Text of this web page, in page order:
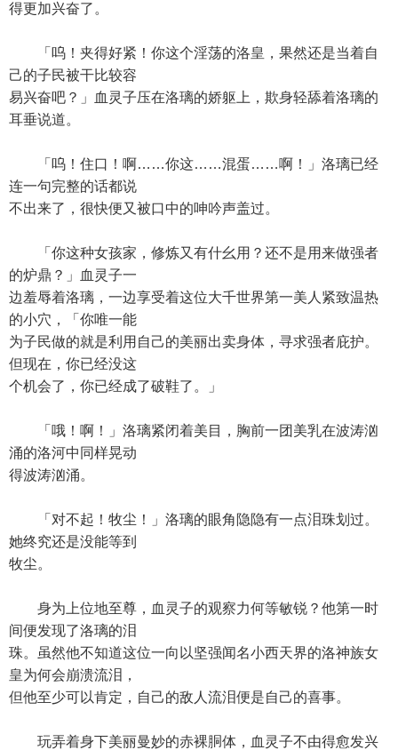
得更加兴奋了。
「呜！夹得好紧！你这个淫荡的洛皇，果然还是当着自
己的子民被干比较容
易兴奋吧？」血灵子压在洛璃的娇躯上，欺身轻舔着洛璃的
耳垂说道。
「呜！住口！啊……你这……混蛋……啊！」洛璃已经
连一句完整的话都说
不出来了，很快便又被口中的呻吟声盖过。
「你这种女孩家，修炼又有什幺用？还不是用来做强者
的炉鼎？」血灵子一
边羞辱着洛璃，一边享受着这位大千世界第一美人紧致温热
的小穴，「你唯一能
为子民做的就是利用自己的美丽出卖身体，寻求强者庇护。
但现在，你已经没这
个机会了，你已经成了破鞋了。」
「哦！啊！」洛璃紧闭着美目，胸前一团美乳在波涛汹
涌的洛河中同样晃动
得波涛汹涌。
「对不起！牧尘！」洛璃的眼角隐隐有一点泪珠划过。
她终究还是没能等到
牧尘。
身为上位地至尊，血灵子的观察力何等敏锐？他第一时
间便发现了洛璃的泪
珠。虽然他不知道这位一向以坚强闻名小西天界的洛神族女
皇为何会崩溃流泪，
但他至少可以肯定，自己的敌人流泪便是自己的喜事。
玩弄着身下美丽曼妙的赤裸胴体，血灵子不由得愈发兴